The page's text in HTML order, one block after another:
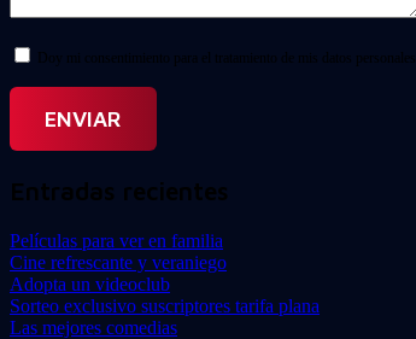
Doy mi consentimiento para el tratamiento de mis datos
Entradas recientes
Películas para ver en familia
Cine refrescante y veraniego
Adopta un videoclub
Sorteo exclusivo suscriptores tarifa plana
Las mejores comedias